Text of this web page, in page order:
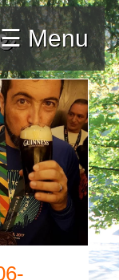
☰ Menu